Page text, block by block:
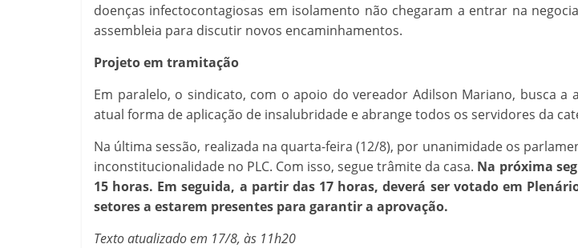
doenças infectocontagiosas em isolamento não chegaram a entrar na
assembleia para discutir novos encaminhamentos.
Projeto em tramitação
Em paralelo, o sindicato, com o apoio do vereador Adilson Mariano, busca
atual forma de aplicação de insalubridade e abrange todos os servidores da
Na última sessão, realizada na quarta-feira (12/8), por unanimidade os
inconstitucionalidade no PLC. Com isso, segue trâmite da casa. Na próxima
15 horas. Em seguida, a partir das 17 horas, deverá ser votado em
setores a estarem presentes para garantir a aprovação.
Texto atualizado em 17/8, às 11h20